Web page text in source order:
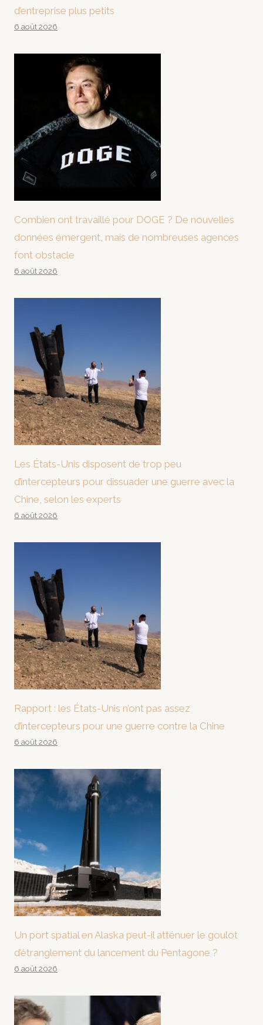
d’entreprise plus petits
6 août 2026
Combien ont travaillé pour DOGE ? De nouvelles
données émergent, mais de nombreuses agences
font obstacle
6 août 2026
Les États-Unis disposent de trop peu
d’intercepteurs pour dissuader une guerre avec la
Chine, selon les experts
6 août 2026
Rapport : les États-Unis n’ont pas assez
d’intercepteurs pour une guerre contre la Chine
6 août 2026
Un port spatial en Alaska peut-il atténuer le goulot
d’étranglement du lancement du Pentagone ?
6 août 2026